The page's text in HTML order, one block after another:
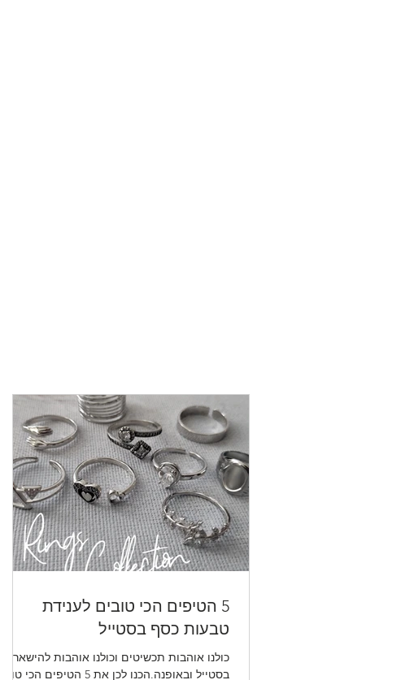
אודט
5 הטיפים הכי טובים לענידת
טבעות כסף בסטייל
כולנו אוהבות תכשיטים וכולנו אוהבות להישאר
בסטייל ובאופנה.הכנו לכן את 5 הטיפים הכי טובים